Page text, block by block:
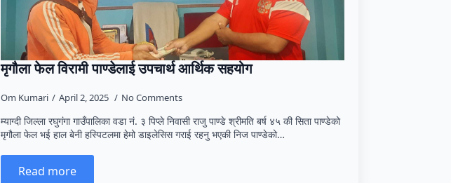
मृगौला फेल विरामी पाण्डेलाई उपचार्थ आर्थिक सहयोग
Om Kumari April 2, 2025 No Comments
म्याग्दी जिल्ला रघुगंगा गाउँपालिका वडा नं. ३ पिप्ले निवासी राजु पाण्डे श्रीमति बर्ष ४५ की सिता पाण्डेको
मृगौला फेल भई हाल बेनी हस्पिटलमा हेमो डाइलेसिस गराई रहनु भएकी निज पाण्डेको…
Read more